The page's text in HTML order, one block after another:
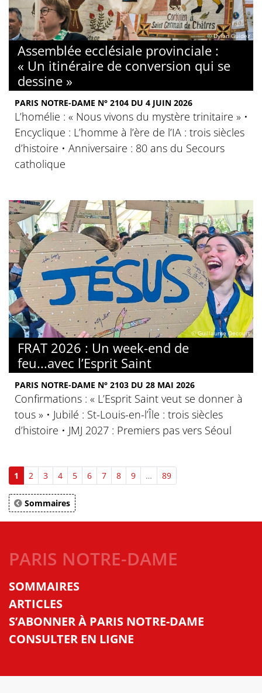
© Dylan Guidez
Assemblée ecclésiale provinciale :
« Un itinéraire de conversion qui se
dessine »
PARIS NOTRE-DAME N° 2104 DU 4 JUIN 2026
L’homélie : « Nous vivons du mystère trinitaire » •
Encyclique : L’homme à l’ère de l’IA : trois siècles
d’histoire • Anniversaire : 80 ans du Secours
catholique
© Guillaume Decourt
FRAT 2026 : Un week-end de
feu...avec l’Esprit Saint
PARIS NOTRE-DAME N° 2103 DU 28 MAI 2026
Confirmations : « L’Esprit Saint veut se donner à
tous » • Jubilé : St-Louis-en-l’Île : trois siècles
d’histoire • JMJ 2027 : Premiers pas vers Séoul
1 2 3 4 5 6 7 8 9 … 89
Sommaires
PARIS NOTRE-DAME
SOMMAIRES
ARTICLES
S’ABONNER À PARIS NOTRE-DAME
CONSULTER EN LIGNE